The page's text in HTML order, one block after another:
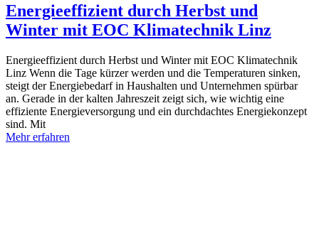
Energieeffizient durch Herbst und
Winter mit EOC Klimatechnik Linz
Energieeffizient durch Herbst und Winter mit EOC Klimatechnik
Linz Wenn die Tage kürzer werden und die Temperaturen sinken,
steigt der Energiebedarf in Haushalten und Unternehmen spürbar
an. Gerade in der kalten Jahreszeit zeigt sich, wie wichtig eine
effiziente Energieversorgung und ein durchdachtes Energiekonzept
sind. Mit
Mehr erfahren